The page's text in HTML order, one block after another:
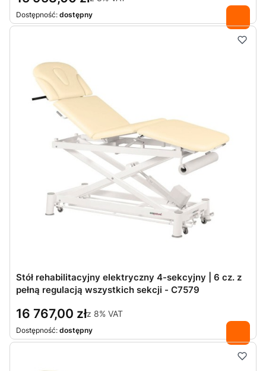
Dostępność: dostępny
Stół rehabilitacyjny elektryczny 4-sekcyjny | 6 cz. z
pełną regulacją wszystkich sekcji - C7579
16 767,00 złz 8% VAT
Dostępność: dostępny